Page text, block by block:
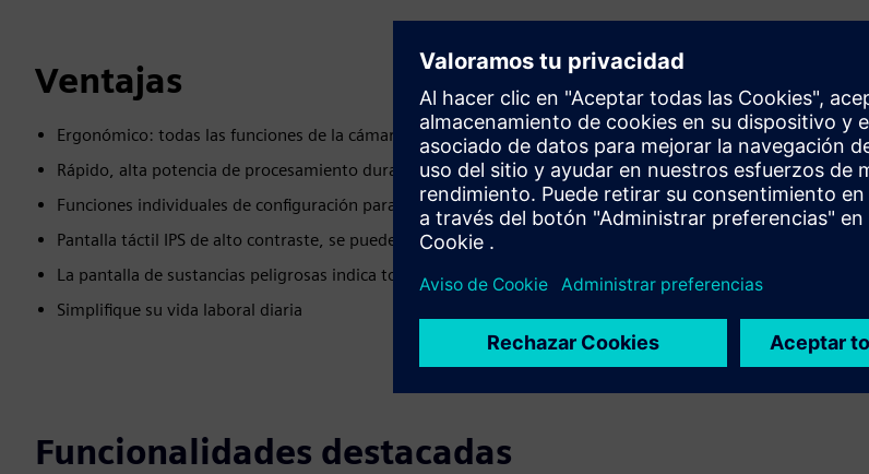
Ventajas
Ergonómico: todas las funciones de la cámara de humos se pueden controlar simplemente con TouchTronic
Rápido, alta potencia de procesamiento durante la operación
Funciones individuales de configuración para que se adapten a su trabajo
Pantalla táctil IPS de alto contraste, se puede operar con guantes
La pantalla de sustancias peligrosas indica todas las sustancias peligrosas visibles utilizadas.
Simplifique su vida laboral diaria
Funcionalidades destacadas